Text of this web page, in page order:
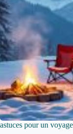
astuces pour un